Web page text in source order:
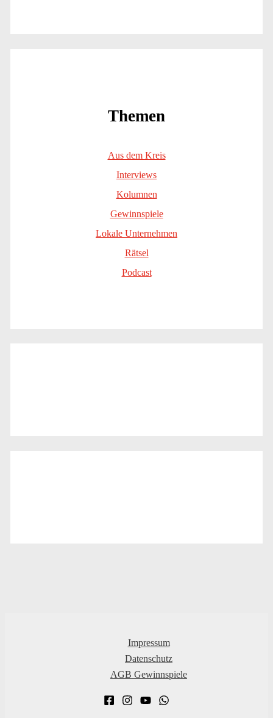
Themen
Aus dem Kreis
Interviews
Kolumnen
Gewinnspiele
Lokale Unternehmen
Rätsel
Podcast
Impressum
Datenschutz
AGB Gewinnspiele